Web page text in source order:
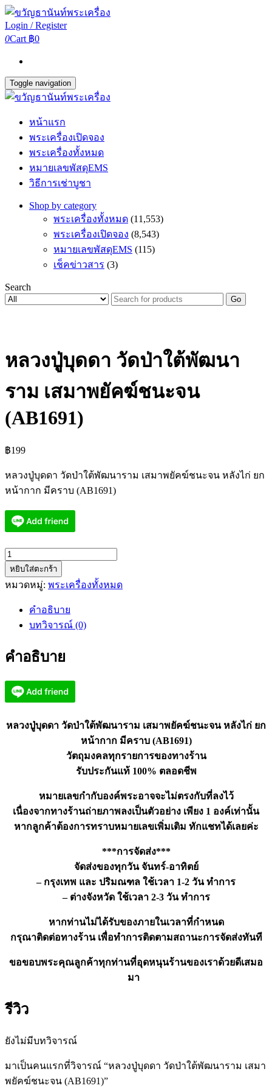
Login / Register
0Cart ฿0
Toggle navigation
หน้าแรก
พระเครื่องเปิดจอง
พระเครื่องทั้งหมด
หมายเลขพัสดุEMS
วิธีการเช่าบูชา
Shop by category
พระเครื่องทั้งหมด (11,553)
พระเครื่องเปิดจอง (8,543)
หมายเลขพัสดุEMS (115)
เช็คข่าวสาร (3)
Search
Go
หลวงปู่บุดดา วัดป่าใต้พัฒนา
ราม เสมาพยัคฆ์ชนะจน
(AB1691)
฿199
หลวงปู่บุดดา วัดป่าใต้พัฒนาราม เสมาพยัคฆ์ชนะจน หลังไก่ ยก
หน้ากาก มีคราบ (AB1691)
จำนวน
หลวง
ปู่
ใต้
ราม
พยัคฆ์
หยิบใส่ตะกร้า
หมวดหมู่: พระเครื่องทั้งหมด
คำอธิบาย
บทวิจารณ์ (0)
คำอธิบาย
หลวงปู่บุดดา วัดป่าใต้พัฒนาราม เสมาพยัคฆ์ชนะจน หลังไก่ ยก
หน้ากาก มีคราบ (AB1691)
วัตถุมงคลทุกรายการของทางร้าน
รับประกันแท้ 100% ตลอดชีพ
หมายเลขกำกับองค์พระอาจจะไม่ตรงกับที่ลงไว้
เนื่องจากทางร้านถ่ายภาพลงเป็นตัวอย่าง เพียง 1 องค์เท่านั้น
หากลูกค้าต้องการทราบหมายเลขเพิ่มเติม ทักแชทได้เลยค่ะ
***การจัดส่ง***
จัดส่งของทุกวัน จันทร์-อาทิตย์
– กรุงเทพ และ ปริมณฑล ใช้เวลา 1-2 วัน ทำการ
– ต่างจังหวัด ใช้เวลา 2-3 วัน ทำการ
หากท่านไม่ได้รับของภายในเวลาที่กำหนด
กรุณาติดต่อทางร้าน เพื่อทำการติดตามสถานะการจัดส่งทันที
ขอขอบพระคุณลูกค้าทุกท่านที่อุดหนุนร้านของเราด้วยดีเสมอ
มา
รีวิว
ยังไม่มีบทวิจารณ์
มาเป็นคนแรกที่วิจารณ์ “หลวงปู่บุดดา วัดป่าใต้พัฒนาราม เสมา
พยัคฆ์ชนะจน (AB1691)”